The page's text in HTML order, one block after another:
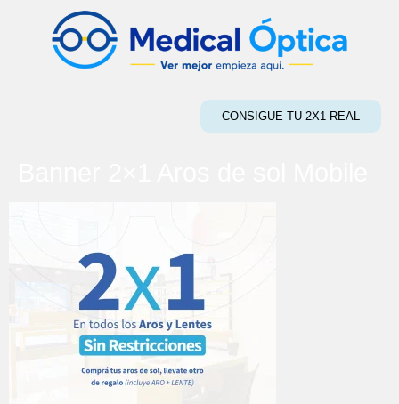
CONSIGUE TU 2X1 REAL